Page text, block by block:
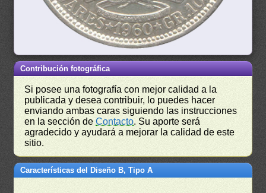
Contribución fotográfica
Si posee una fotografía con mejor calidad a la
publicada y desea contribuir, lo puedes hacer
enviando ambas caras siguiendo las instrucciones
en la sección deContacto. Su aporte será
agradecido y ayudará a mejorar la calidad de este
sitio.
Características del Diseño B, Tipo A